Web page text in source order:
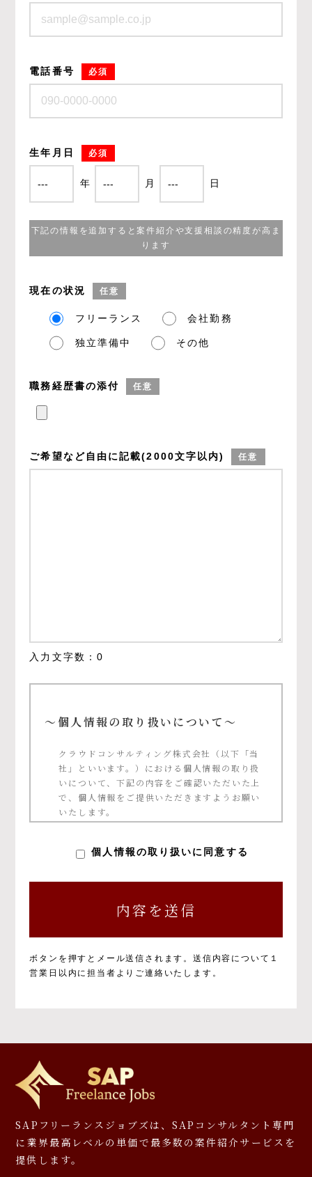
電話番号 必須
生年月日 必須
年 月 日
下記の情報を追加すると案件紹介や支援相談の精度が高ま
ります
現在の状況 任意
フリーランス 会社勤務
独立準備中 その他
職務経歴書の添付 任意
ご希望など自由に記載(2000文字以内) 任意
入力文字数： 0
～個人情報の取り扱いについて～
クラウドコンサルティング株式会社（以下「当
社」といいます。）における個人情報の取り扱
いについて、下記の内容をご確認いただいた上
で、個人情報をご提供いただきますようお願い
いたします。
以下のとおりです。
③ご本人の承諾に基づく、当社サービス利用
企業への個人情報提供
ー等への応募、プレゼント発送等
※お預かりした書類については、一部お返しで
きないことがありますのでご了承ください。
個人情報を提供しなかった場合に生じる結
果について
必要となる項目を入力いただかない場合は、本
個人情報の取り扱いに同意する
ボタンを押すとメール送信されます。 送信内容について１
営業日以内に担当者よりご連絡いたします。
SAPフリーランスジョブズは、SAPコンサルタント専門
に 業界最高レベルの単価で最多数の案件紹介サービスを
提供します。